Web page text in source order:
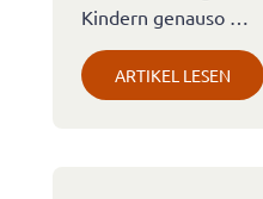
Kindern genauso …
ARTIKEL LESEN